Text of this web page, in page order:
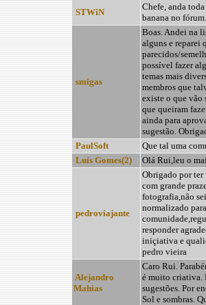
STWiN
Chefe, anda
banana no
smigas
Boas. Andei na
alguns e reparei
parecidos/
possível fazer
temas mais
membros que
existe o que vão
que queiram
ainda para
sugestão.
PaulSoft
Que tal uma
Luís Gomes(2)
Olá Rui,leu o
pedroviajante
Obrigado por ter
com grande
fotografia,nâo
normalizado
responder
iniçiativa e
pedro vieira
Alejandro
Mahias
Caro Rui.
é muito criativa.
sugestões. Por
Sol e sombras.